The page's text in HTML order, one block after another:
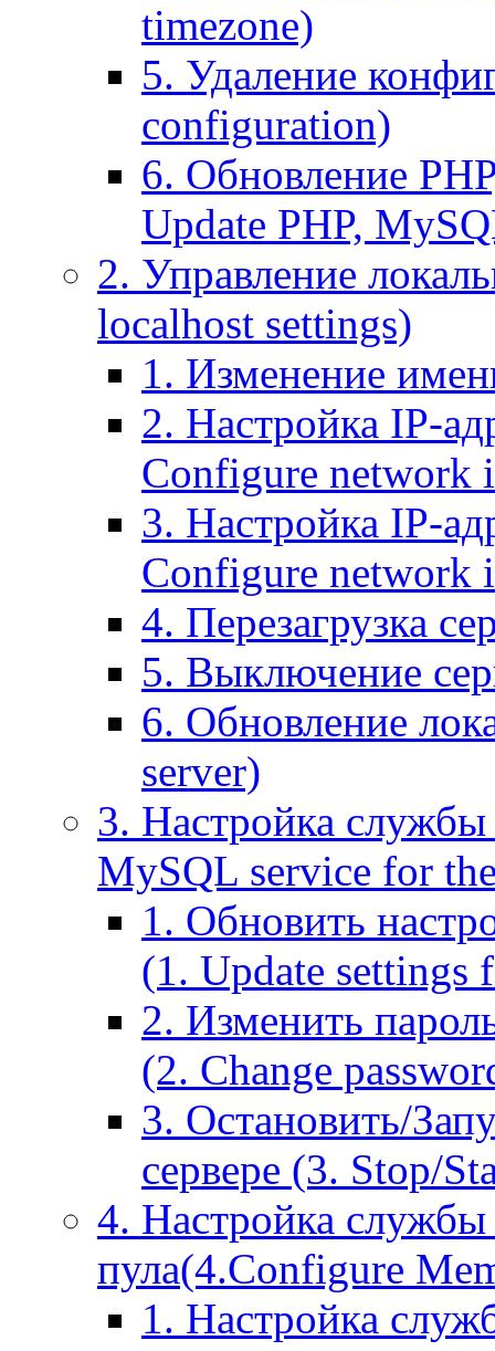
timezone)
5. Удаление
configuration)
6. Обновление
Update PHP,
2. Управление
localhost settings)
1. Изменение
2. Настройка IP-
Configure network
3. Настройка IP-
Configure network
4. Перезагрузка
5. Выключение
6. Обновление
server)
3. Настройка
MySQL service for
1. Обновить
(1. Update settings
2. Изменить
(2. Change
3. Остановить/
сервере (3. Stop/
4. Настройка
пула(4.Configure
1. Настройка